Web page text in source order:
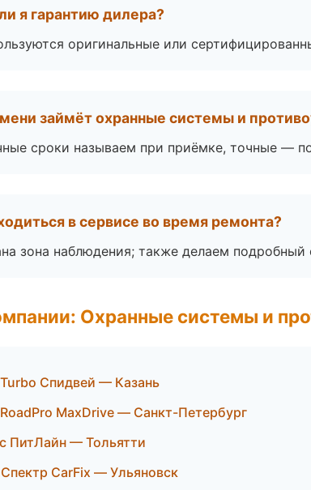
я гарантию дилера?
оригинальные или
займёт охранные системы и
сроки называем при приёмке, точные —
в сервисе во время ремонта?
зона наблюдения; также делаем
Охранные системы и
Спидвей — Казань
MaxDrive — Санкт-Петербург
ПитЛайн — Тольятти
CarFix — Ульяновск